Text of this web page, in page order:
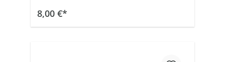
8,00 €*